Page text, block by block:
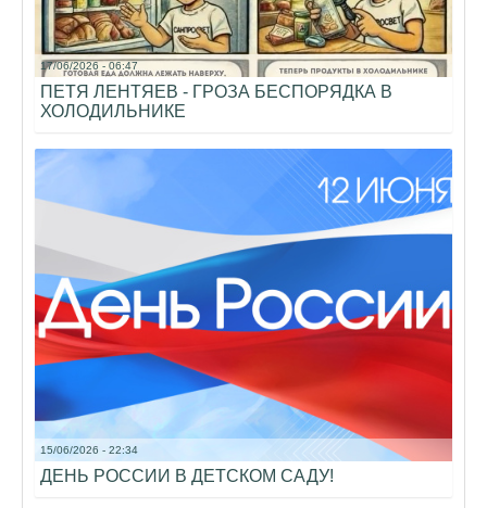
17/06/2026 - 06:47
ПЕТЯ ЛЕНТЯЕВ - ГРОЗА БЕСПОРЯДКА В
ХОЛОДИЛЬНИКЕ
15/06/2026 - 22:34
ДЕНЬ РОССИИ В ДЕТСКОМ САДУ!